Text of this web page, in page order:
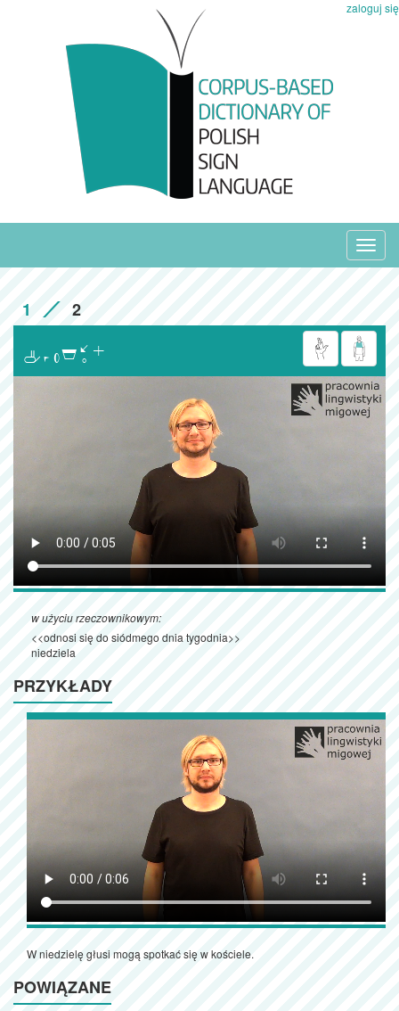
zaloguj się
1 2

w użyciu rzeczownikowym:
<<odnosi się do siódmego dnia tygodnia>>
niedziela
PRZYKŁADY
W niedzielę głusi mogą spotkać się w kościele.
POWIĄZANE